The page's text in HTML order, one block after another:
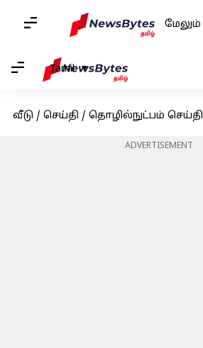
மேலும்
Tamil
வீடு / செய்தி / தொழில்நுட்பம் செய்தி
ADVERTISEMENT